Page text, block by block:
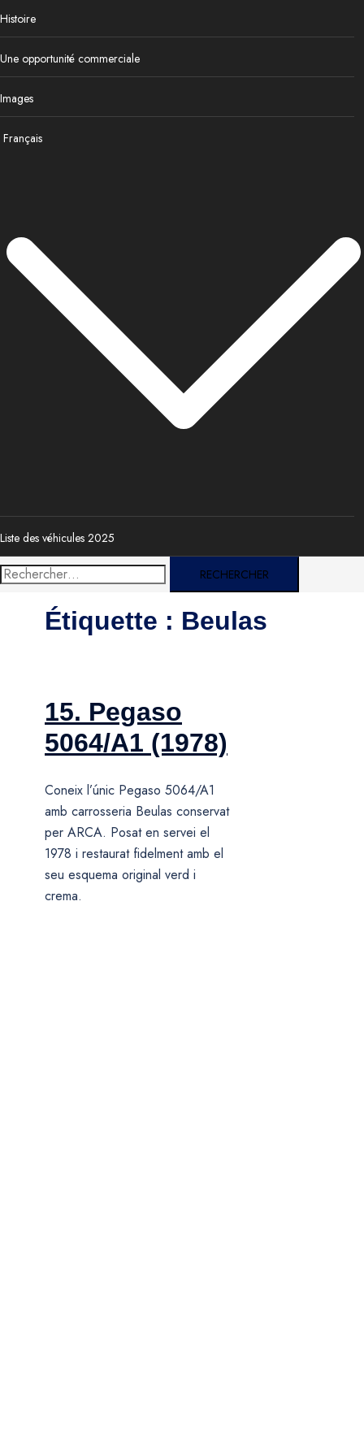
Histoire
Une opportunité commerciale
Images
Français
Liste des véhicules 2025
Rechercher :
Étiquette : Beulas
15. Pegaso
5064/A1 (1978)
Coneix l’únic Pegaso 5064/A1
amb carrosseria Beulas conservat
per ARCA. Posat en servei el
1978 i restaurat fidelment amb el
seu esquema original verd i
crema.